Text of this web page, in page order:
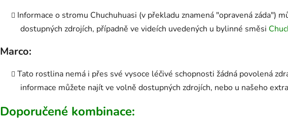
Informace o stromu Chuchuhuasi (v překladu znamená "opravená záda")
dostupných zdrojích, případně ve videích uvedených u bylinné směsi
Marco:
Tato rostlina nemá i přes své vysoce léčivé schopnosti žádná povolená
informace můžete najít ve volně dostupných zdrojích, nebo u našeho
Doporučené kombinace: